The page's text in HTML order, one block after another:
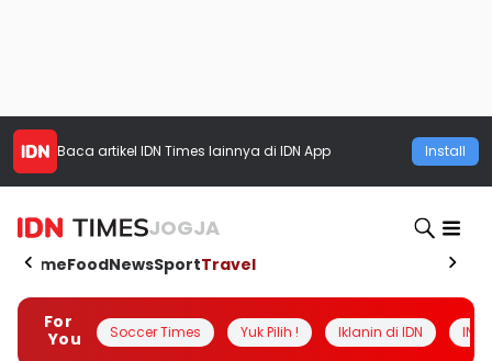
Baca artikel IDN Times lainnya di IDN App Install
JOGJA
HomeFoodNewsSportTravel
For
You
Soccer Times Yuk Pilih ! Iklanin di IDN